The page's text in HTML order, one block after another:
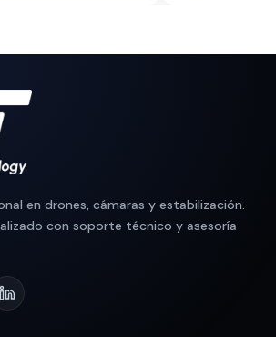
en drones, cámaras y estabilización.
con soporte técnico y asesoría